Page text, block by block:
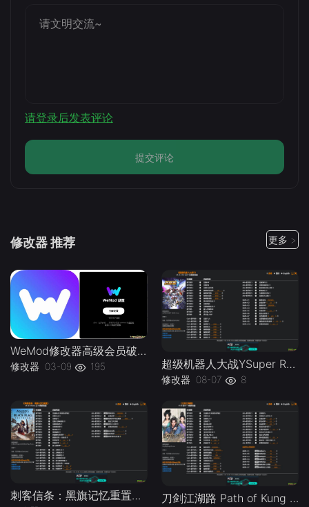
请登录后发表评论
提交评论
修改器 推荐 更多 >
WeMod修改器高级会员破解版.综合类修改器软件解锁版-
修改器 03-09 195 超级机器人大战YSuper Robot Wars Y v1.0-v1.2 Plus 37 Trainer-单机修改器下载-仅支持迅雷（部分修改器仅支持本站游戏本体
修改器 08-07 8
刺客信条：黑旗记忆重置Assassins Creed Black Flag Resynced v1.0-v1.0.x Plus 30 Trainer-单机修改器下载-仅支持迅雷（部分修改器仅支持本站游戏本体 刀剑江湖路 Path of Kung Fu v1.0 Plus 41 Trainer-单机修改器下载-仅支持迅雷（部分修改器仅支持本站游戏本体